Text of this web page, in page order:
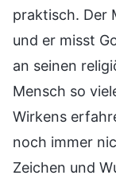
praktisch. Der
und er misst
an seinen
Mensch so
Wirkens
noch immer
Zeichen und